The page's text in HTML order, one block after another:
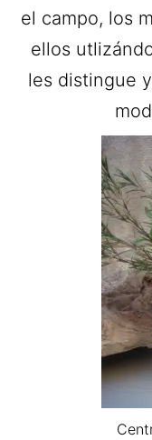
el campo, los
ellos
les distingue